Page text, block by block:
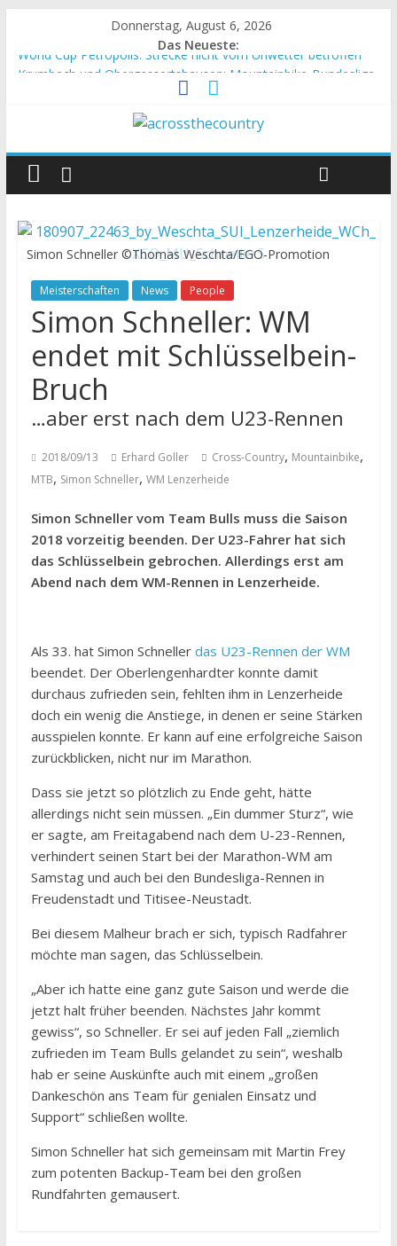
Donnerstag, August 6, 2026
Das Neueste:
World Cup Petropolis: Strecke nicht vom Unwetter betroffen
Krumbach und Obergessertshausen: Mountainbike-Bundesliga
Supercup Massi Banyoles: Siege für Carod und Richards
Chelva: Schweizer Doppelsieg beim ersten XCO-Rennen der
Saison
Simon Schneller ©Thomas Weschta/EGO-Promotion
Meisterschaften News People
Simon Schneller: WM
endet mit Schlüsselbein-
Bruch
…aber erst nach dem U23-Rennen
2018/09/13 Erhard Goller Cross-Country, Mountainbike,
MTB, Simon Schneller, WM Lenzerheide
Simon Schneller vom Team Bulls muss die Saison
2018 vorzeitig beenden. Der U23-Fahrer hat sich
das Schlüsselbein gebrochen. Allerdings erst am
Abend nach dem WM-Rennen in Lenzerheide.
Als 33. hat Simon Schneller das U23-Rennen der WM
beendet. Der Oberlengenhardter konnte damit
durchaus zufrieden sein, fehlten ihm in Lenzerheide
doch ein wenig die Anstiege, in denen er seine Stärken
ausspielen konnte. Er kann auf eine erfolgreiche Saison
zurückblicken, nicht nur im Marathon.
Dass sie jetzt so plötzlich zu Ende geht, hätte
allerdings nicht sein müssen. „Ein dummer Sturz“, wie
er sagte, am Freitagabend nach dem U-23-Rennen,
verhindert seinen Start bei der Marathon-WM am
Samstag und auch bei den Bundesliga-Rennen in
Freudenstadt und Titisee-Neustadt.
Bei diesem Malheur brach er sich, typisch Radfahrer
möchte man sagen, das Schlüsselbein.
„Aber ich hatte eine ganz gute Saison und werde die
jetzt halt früher beenden. Nächstes Jahr kommt
gewiss“, so Schneller. Er sei auf jeden Fall „ziemlich
zufrieden im Team Bulls gelandet zu sein“, weshalb
hab er seine Auskünfte auch mit einem „großen
Dankeschön ans Team für genialen Einsatz und
Support“ schließen wollte.
Simon Schneller hat sich gemeinsam mit Martin Frey
zum potenten Backup-Team bei den großen
Rundfahrten gemausert.